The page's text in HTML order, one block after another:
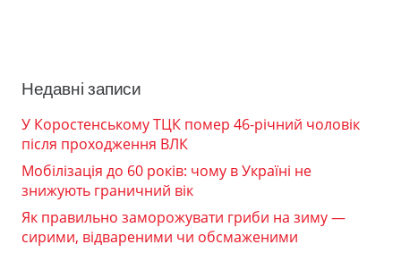
Недавні записи
У Коростенському ТЦК помер 46-річний чоловік
після проходження ВЛК
Мобілізація до 60 років: чому в Україні не
знижують граничний вік
Як правильно заморожувати гриби на зиму —
сирими, відвареними чи обсмаженими